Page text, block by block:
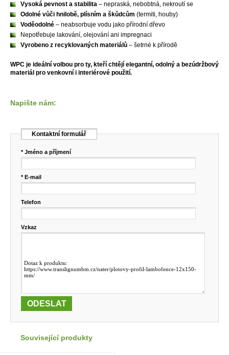
Vysoká pevnost a stabilita – nepraská, nebobtná, nekroutí se
Odolné vůči hnilobě, plísním a škůdcům (termiti, houby)
Voděodolné – neabsorbuje vodu jako přírodní dřevo
Nepotřebuje lakování, olejování ani impregnaci
Vyrobeno z recyklovaných materiálů – šetrné k přírodě
WPC je ideální volbou pro ty, kteří chtějí elegantní, odolný a bezúdržbový
materiál pro venkovní i interiérové použití.
Napište nám:
Kontaktní formulář
* Jméno a příjmení
* E-mail
Telefon
Vzkaz
Související produkty